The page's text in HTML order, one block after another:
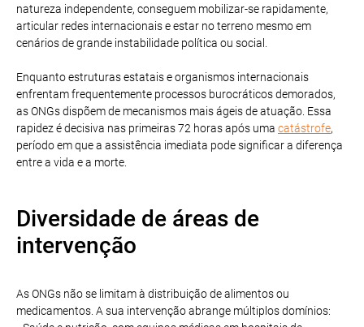
natureza independente, conseguem mobilizar-se rapidamente,
articular redes internacionais e estar no terreno mesmo em
cenários de grande instabilidade política ou social.
Enquanto estruturas estatais e organismos internacionais
enfrentam frequentemente processos burocráticos demorados,
as ONGs dispõem de mecanismos mais ágeis de atuação. Essa
rapidez é decisiva nas primeiras 72 horas após uma catástrofe,
período em que a assistência imediata pode significar a diferença
entre a vida e a morte.
Diversidade de áreas de
intervenção
As ONGs não se limitam à distribuição de alimentos ou
medicamentos. A sua intervenção abrange múltiplos domínios: